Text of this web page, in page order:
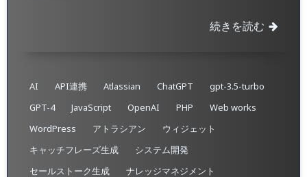
続きを読む
AI API連携 Atlassian ChatGPT
gpt-3.5-turbo
GPT-4
JavaScript OpenAI PHP
Web works
WordPress
アトラシアン
ウィジェット
キャッチフレーズ生成
システム開発
セールストーク生成
ナレッジマネジメント